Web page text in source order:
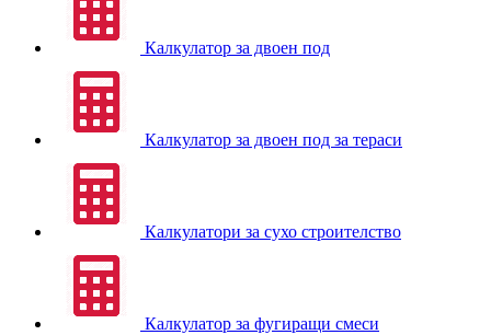
Калкулатор за двоен под
Калкулатор за двоен под за тераси
Калкулатори за сухо строителство
Калкулатор за фугиращи смеси